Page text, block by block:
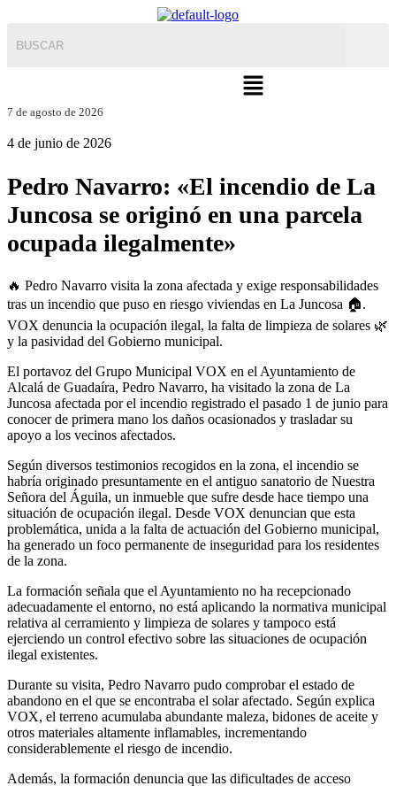
Menú
7 de agosto de 2026
4 de junio de 2026
Pedro Navarro: «El incendio de La
Juncosa se originó en una parcela
ocupada ilegalmente»
🔥 Pedro Navarro visita la zona afectada y exige responsabilidades
tras un incendio que puso en riesgo viviendas en La Juncosa 🏠.
VOX denuncia la ocupación ilegal, la falta de limpieza de solares 🌿
y la pasividad del Gobierno municipal.
El portavoz del Grupo Municipal VOX en el Ayuntamiento de
Alcalá de Guadaíra, Pedro Navarro, ha visitado la zona de La
Juncosa afectada por el incendio registrado el pasado 1 de junio para
conocer de primera mano los daños ocasionados y trasladar su
apoyo a los vecinos afectados.
Según diversos testimonios recogidos en la zona, el incendio se
habría originado presuntamente en el antiguo sanatorio de Nuestra
Señora del Águila, un inmueble que sufre desde hace tiempo una
situación de ocupación ilegal. Desde VOX denuncian que esta
problemática, unida a la falta de actuación del Gobierno municipal,
ha generado un foco permanente de inseguridad para los residentes
de la zona.
La formación señala que el Ayuntamiento no ha recepcionado
adecuadamente el entorno, no está aplicando la normativa municipal
relativa al cerramiento y limpieza de solares y tampoco está
ejerciendo un control efectivo sobre las situaciones de ocupación
ilegal existentes.
Durante su visita, Pedro Navarro pudo comprobar el estado de
abandono en el que se encontraba el solar afectado. Según explica
VOX, el terreno acumulaba abundante maleza, bidones de aceite y
otros materiales altamente inflamables, incrementando
considerablemente el riesgo de incendio.
Además, la formación denuncia que las dificultades de acceso